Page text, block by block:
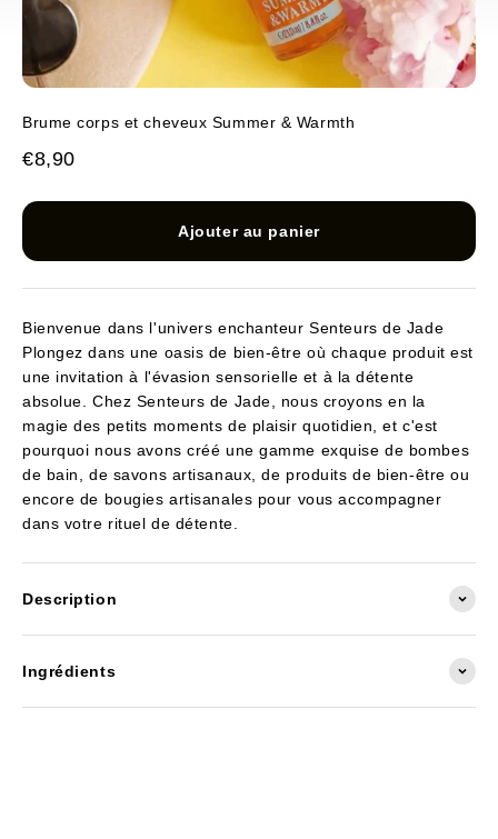
Brume corps et cheveux Summer & Warmth
Prix de vente
€8,90
Ajouter au panier
Bienvenue dans l'univers enchanteur Senteurs de Jade
Plongez dans une oasis de bien-être où chaque produit est
une invitation à l'évasion sensorielle et à la détente
absolue. Chez Senteurs de Jade, nous croyons en la
magie des petits moments de plaisir quotidien, et c'est
pourquoi nous avons créé une gamme exquise de bombes
de bain, de savons artisanaux, de produits de bien-être ou
encore de bougies artisanales pour vous accompagner
dans votre rituel de détente.
Description
Ingrédients